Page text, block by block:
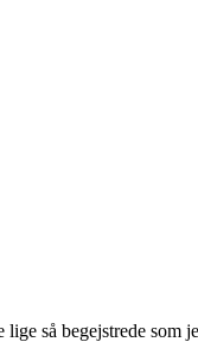
så begejstrede som